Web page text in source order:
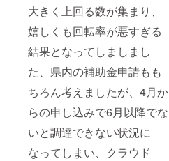
大きく上回る数が集まり、
嬉しくも回転率が悪すぎる
結果となってしましまし
た、県内の補助金申請もも
ちろん考えましたが、4月か
らの申し込みで6月以降でな
いと調達できない状況に
なってしまい、クラウド